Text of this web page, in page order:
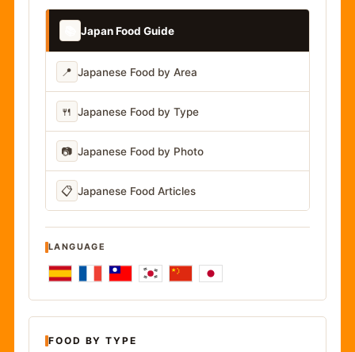
Japan Food Guide
📍 Japanese Food by Area
🍴 Japanese Food by Type
📷 Japanese Food by Photo
📋 Japanese Food Articles
LANGUAGE
FOOD BY TYPE